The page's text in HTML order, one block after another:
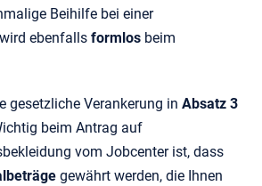
Beihilfe bei einer
ebenfalls formlos beim
gesetzliche Verankerung in Absatz 3
beim Antrag auf
vom Jobcenter ist, dass
gewährt werden, die Ihnen